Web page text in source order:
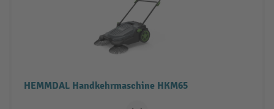
HEMMDAL Handkehrmaschine HKM65